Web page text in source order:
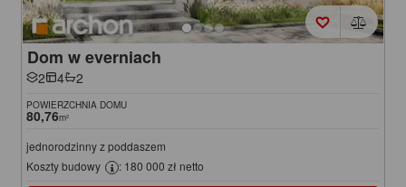
Dom w everniach
2 4 2
POWIERZCHNIA DOMU
80,76m²
jednorodzinny z poddaszem
Koszty budowy
: 180 000 zł netto